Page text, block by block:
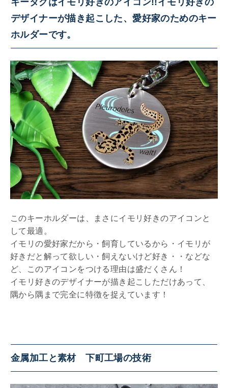
デザイナーが描き起こした、愛好家のためのキー
ホルダーです。
このキーホルダーは、まさにイモリ好きのアイコンと
して最適。
イモリの愛好家だから・飼育しているから・イモリが
好きだと解って欲しい・飼えないけど好き・・などな
ど、このアイコンをつける理由は盛だくさん！
イモリ好きのデザイナーが描き起こしただけあって、
隅から隅まで完全に特徴を捉えています！
金属加工と素材 下町工場の技術